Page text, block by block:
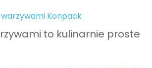
to kulinarnie proste